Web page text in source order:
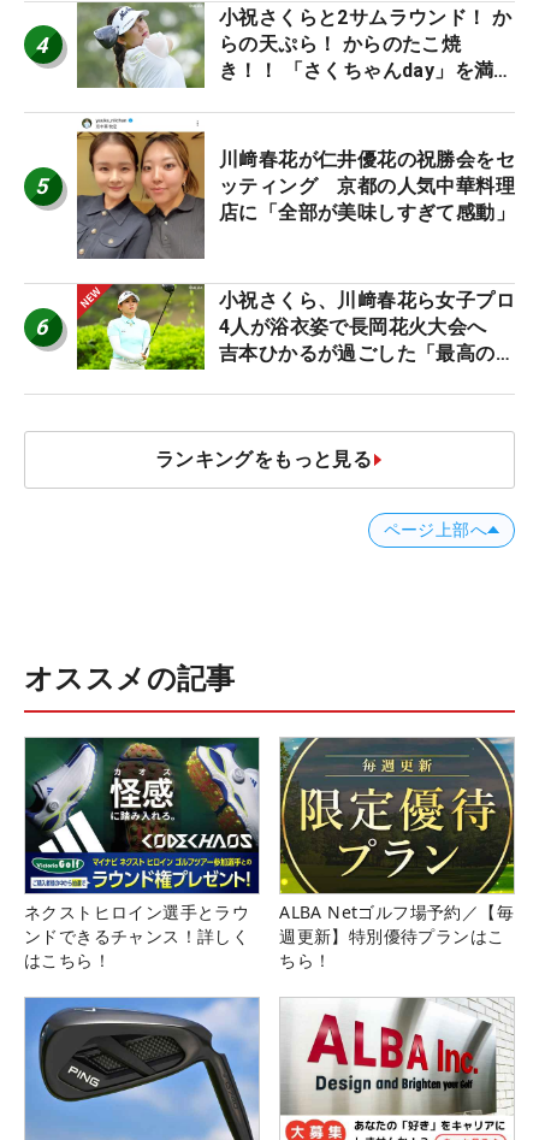
4
小祝さくらと2サムラウンド！ か
らの天ぷら！ からのたこ焼
き！！ 「さくちゃんday」を満喫
5
川﨑春花が仁井優花の祝勝会をセ
ッティング 京都の人気中華料理
店に「全部が美味しすぎて感動」
6
小祝さくら、川﨑春花ら女子プロ
4人が浴衣姿で長岡花火大会へ
吉本ひかるが過ごした「最高の夏
ランキングをもっと見る
ページ上部へ
オススメの記事
ネクストヒロイン選手とラウ
ンドできるチャンス！詳しく
はこちら！
ALBA Netゴルフ場予約／【毎
週更新】特別優待プランはこ
ちら！